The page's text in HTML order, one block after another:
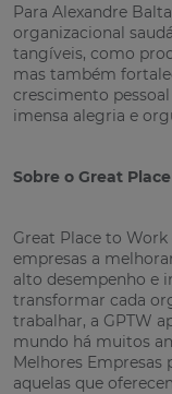
Para Alexandre
organizacional
tangíveis, como
mas também
crescimento
imensa alegria e
Sobre o Great
Great Place to
empresas a
alto desempenho e
transformar cada
trabalhar, a GPTW
mundo há muitos
Melhores Empresas
aquelas que